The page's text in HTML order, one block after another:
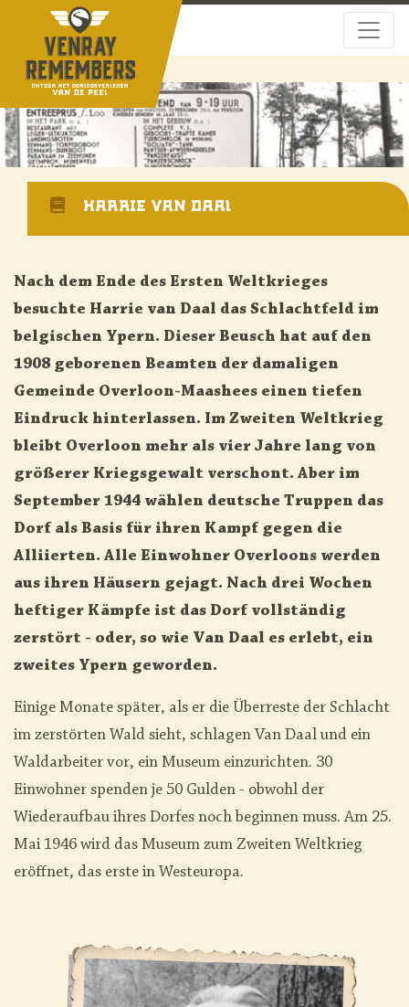
Harrie van Daal
Nach dem Ende des Ersten Weltkrieges
besuchte Harrie van Daal das Schlachtfeld im
belgischen Ypern. Dieser Beusch hat auf den
1908 geborenen Beamten der damaligen
Gemeinde Overloon-Maashees einen tiefen
Eindruck hinterlassen. Im Zweiten Weltkrieg
bleibt Overloon mehr als vier Jahre lang von
größerer Kriegsgewalt verschont. Aber im
September 1944 wählen deutsche Truppen das
Dorf als Basis für ihren Kampf gegen die
Alliierten. Alle Einwohner Overloons werden
aus ihren Häusern gejagt. Nach drei Wochen
heftiger Kämpfe ist das Dorf vollständig
zerstört - oder, so wie Van Daal es erlebt, ein
zweites Ypern geworden.
Einige Monate später, als er die Überreste der Schlacht
im zerstörten Wald sieht, schlagen Van Daal und ein
Waldarbeiter vor, ein Museum einzurichten. 30
Einwohner spenden je 50 Gulden - obwohl der
Wiederaufbau ihres Dorfes noch beginnen muss. Am 25.
Mai 1946 wird das Museum zum Zweiten Weltkrieg
eröffnet, das erste in Westeuropa.